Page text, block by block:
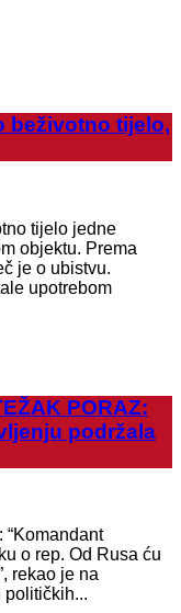
beživotno tijelo,
tijelo jedne
objektu. Prema
je o ubistvu.
upotrebom
PORAZ:
podržala
“Komandant
o rep. Od Rusa ću
rekao je na
političkih...